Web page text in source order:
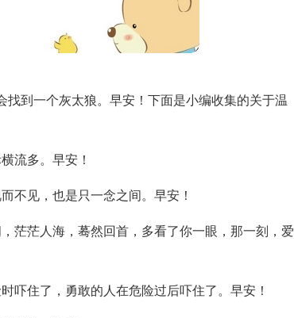
到一个灰太狼。早安！下面是小编收集的关于温
流多。早安！
不见，也是只一念之间。早安！
茫茫人海，蓦然回首，多看了你一眼，那一刻，爱
吓住了，勇敢的人在危险过后吓住了。早安！